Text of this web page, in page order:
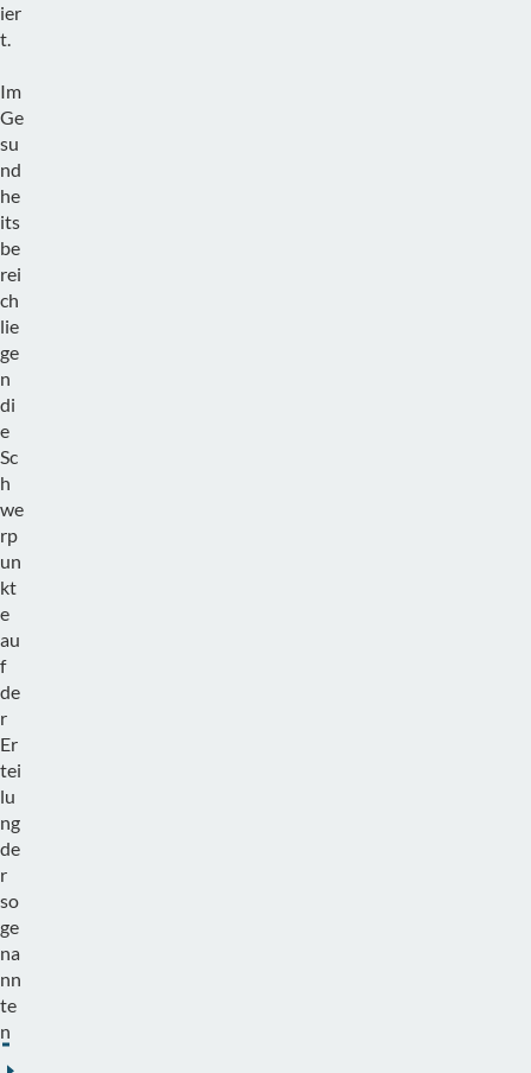
ier
t.
Im
Ge
su
nd
he
its
be
rei
ch
lie
ge
n
di
e
Sc
h
we
rp
un
kt
e
au
f
de
r
Er
tei
lu
ng
de
r
so
ge
na
nn
te
n